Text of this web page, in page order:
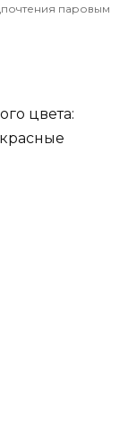
паровым
цвета: